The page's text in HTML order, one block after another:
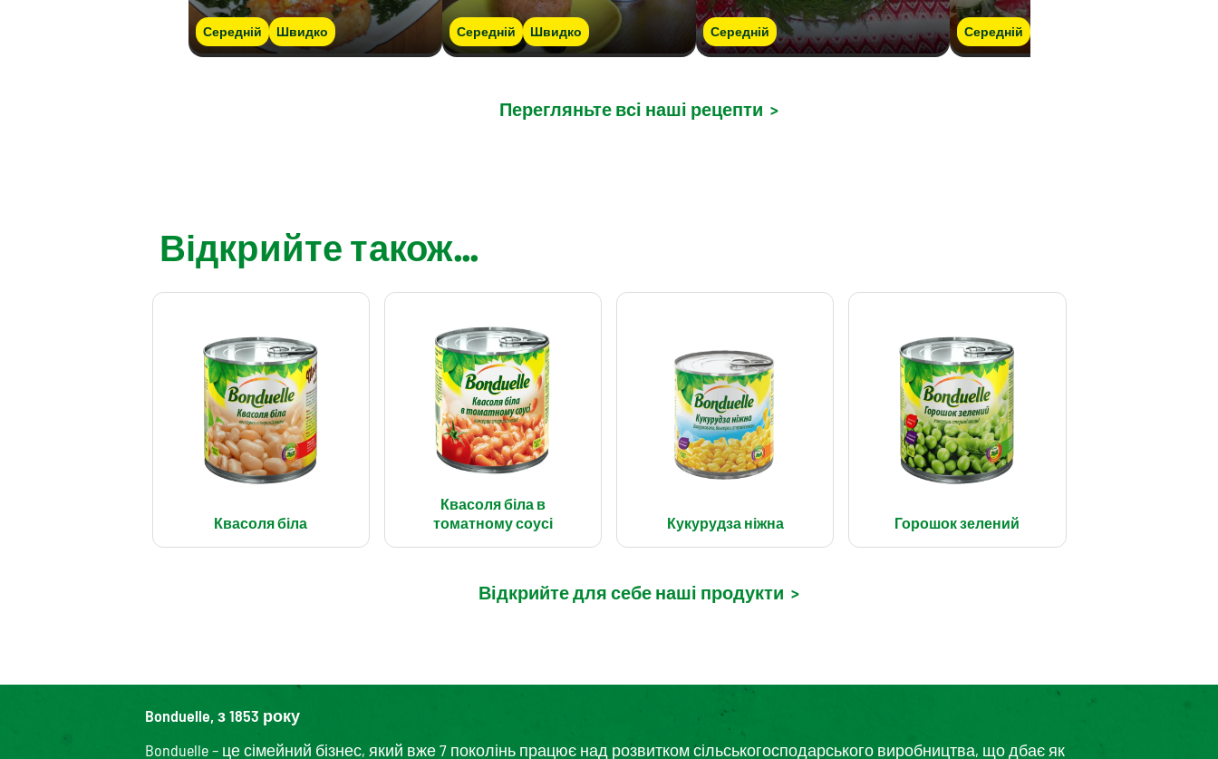
Середній Швидко Середній Швидко Середній Середній
Перегляньте всі наші рецепти >
Відкрийте також...
Квасоля біла
Квасоля біла в
томатному соусі
Кукурудза ніжна Горошок зелений
Відкрийте для себе наші продукти >
Bonduelle, з 1853 року
Bonduelle – це сімейний бізнес, який вже 7 поколінь працює над розвитком сільськогосподарського виробництва, що дбає як